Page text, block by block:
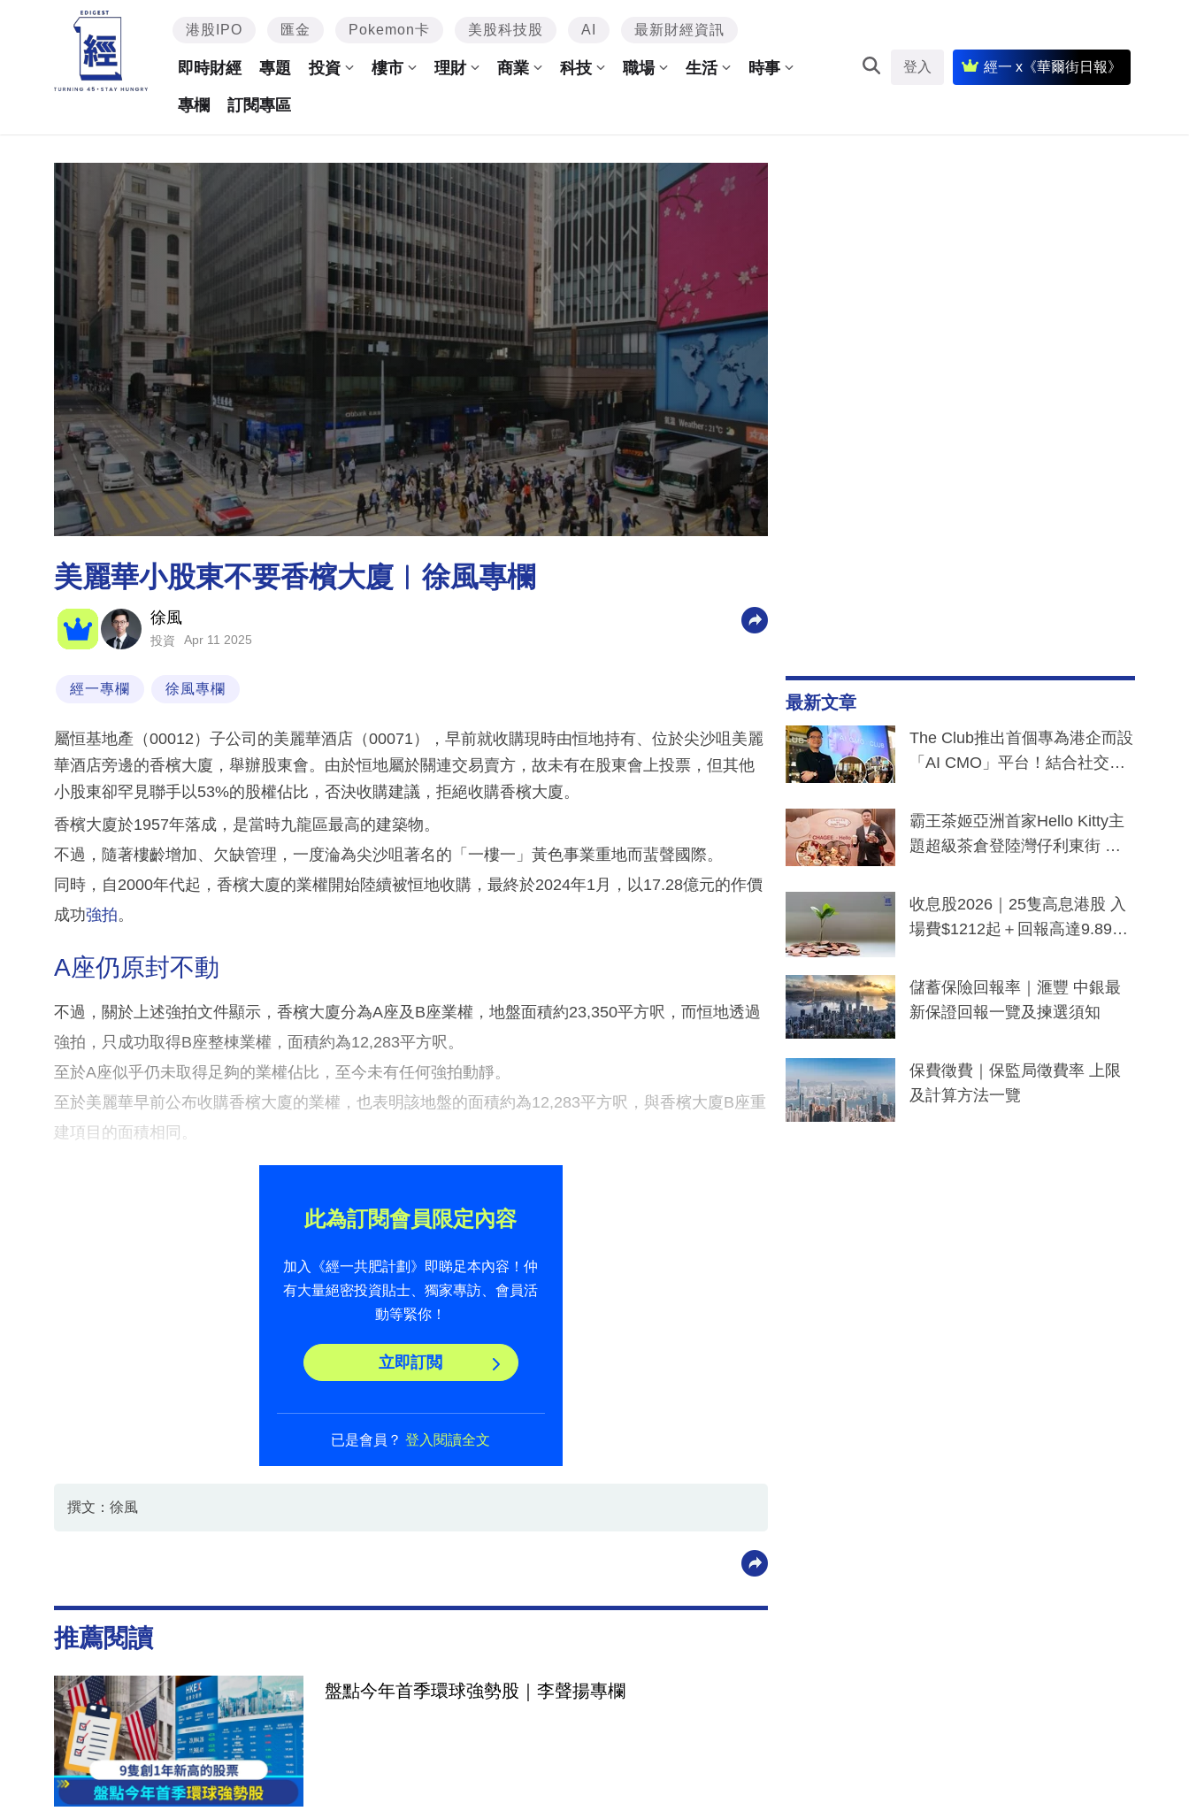
港股IPO 匯金 Pokemon卡 美股科技股 AI 最新財經資訊
即時財經 專題 投資 樓市 理財 商業 科技 職場 生活 時事
專欄 訂閱專區
登入 經一 x《華爾街日報》
美麗華小股東不要香檳大廈︳徐風專欄
徐風
投資 Apr 11 2025
經一專欄 徐風專欄
屬恒基地產（00012）子公司的美麗華酒店（00071），早前就收購現時由恒地持有、位於尖沙咀美麗
華酒店旁邊的香檳大廈，舉辦股東會。由於恒地屬於關連交易賣方，故未有在股東會上投票，但其他
小股東卻罕見聯手以53%的股權佔比，否決收購建議，拒絕收購香檳大廈。
香檳大廈於1957年落成，是當時九龍區最高的建築物。
不過，隨著樓齡增加、欠缺管理，一度淪為尖沙咀著名的「一樓一」黃色事業重地而蜚聲國際。
同時，自2000年代起，香檳大廈的業權開始陸續被恒地收購，最終於2024年1月，以17.28億元的作價
成功強拍。
A座仍原封不動
不過，關於上述強拍文件顯示，香檳大廈分為A座及B座業權，地盤面積約23,350平方呎，而恒地透過
強拍，只成功取得B座整棟業權，面積約為12,283平方呎。
至於A座似乎仍未取得足夠的業權佔比，至今未有任何強拍動靜。
至於美麗華早前公布收購香檳大廈的業權，也表明該地盤的面積約為12,283平方呎，與香檳大廈B座重
建項目的面積相同。
此為訂閱會員限定內容
加入《經一共肥計劃》即睇足本內容！仲
有大量絕密投資貼士、獨家專訪、會員活
動等緊你！
立即訂閲
已是會員？登入閱讀全文
撰文：徐風
推薦閱讀
盤點今年首季環球強勢股｜李聲揚專欄
最新文章
The Club推出首個專為港企而設
「AI CMO」平台！結合社交聆
分鐘生成「貼地」宣傳短片
霸王茶姬亞洲首家Hello Kitty主
題超級茶倉登陸灣仔利東街 推
y及香港限定特調系列
收息股2026｜25隻高息港股 入
場費$1212起＋回報高達9.89
儲蓄保險回報率｜滙豐 中銀最
新保證回報一覽及揀選須知
保費徵費｜保監局徵費率 上限
及計算方法一覽